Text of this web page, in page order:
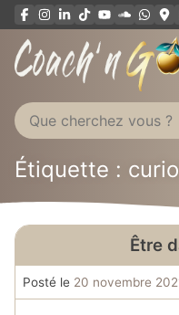
Aller
au
Étiquette :
Être
Posté le 20 novembre